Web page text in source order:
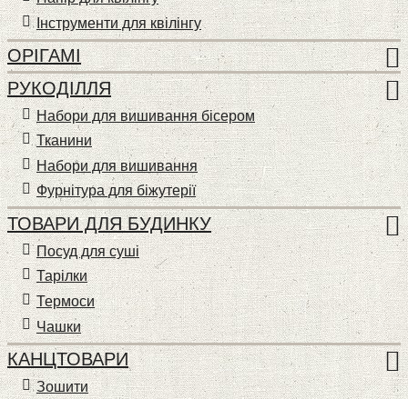
Інструменти для квілінгу
ОРІГАМІ
РУКОДІЛЛЯ
Набори для вишивання бісером
Тканини
Набори для вишивання
Фурнітура для біжутерії
ТОВАРИ ДЛЯ БУДИНКУ
Посуд для суші
Тарілки
Термоси
Чашки
КАНЦТОВАРИ
Зошити